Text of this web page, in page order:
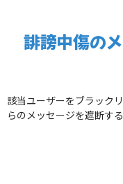
誹謗中傷の
該当ユーザーをブラック
らのメッセージを遮断す